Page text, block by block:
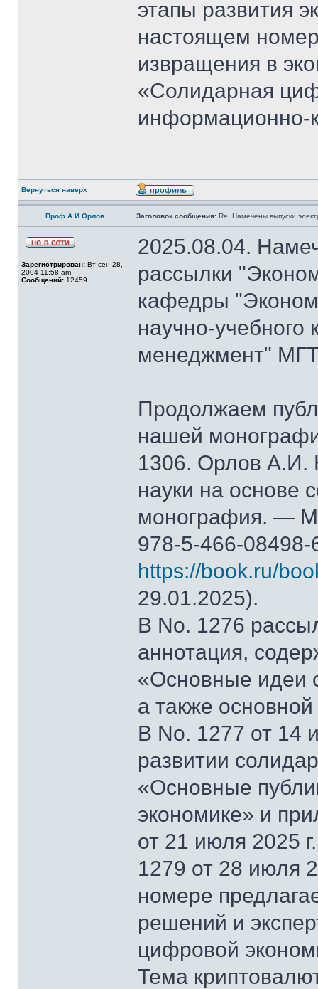
этапы развития
настоящем
извращения в
«Солидарная
информационно-
Вернуться наверх
Проф.А.И.Орлов Заголовок сообщения: Re: Намечены выпуски
Зарегистрирован: Вт сен 28,
2004 11:58 am
Сообщений: 12459
2025.08.04.
рассылки
кафедры
научно-
менеджмент"
Продолжаем
нашей
1306. Орлов А.И.
науки на основе
монография. —
978-5-466-
https://book.ru/
29.01.2025).
В No. 1276
аннотация,
«Основные идеи
а также
В No. 1277 от 14
развитии
«Основные
экономике» и
от 21 июля 2025
1279 от 28 июля
номере
решений и
цифровой
Тема